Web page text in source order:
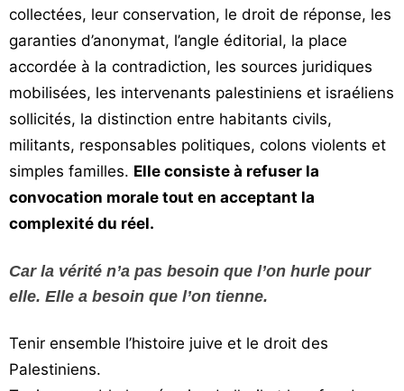
collectées, leur conservation, le droit de réponse, les
garanties d’anonymat, l’angle éditorial, la place
accordée à la contradiction, les sources juridiques
mobilisées, les intervenants palestiniens et israéliens
sollicités, la distinction entre habitants civils,
militants, responsables politiques, colons violents et
simples familles. Elle consiste à refuser la
convocation morale tout en acceptant la
complexité du réel.
Car la vérité n’a pas besoin que l’on hurle pour
elle. Elle a besoin que l’on tienne.
Tenir ensemble l’histoire juive et le droit des
Palestiniens.